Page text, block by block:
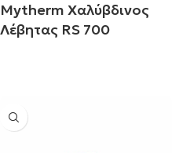
Mytherm Χαλύβδινος
Λέβητας RS 700